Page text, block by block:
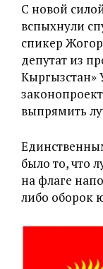
С новой
вспыхнули
спикер
депутат из
Кыргызстан»
выпрямить
было то, что
на флаге
либо оборок